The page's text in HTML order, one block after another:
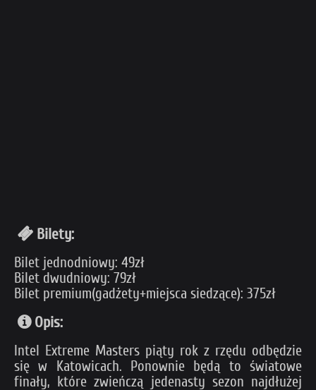
Bilety:
Bilet jednodniowy: 49zł
Bilet dwudniowy: 79zł
Bilet premium(gadżety+miejsca siedzące): 375zł
Opis:
Intel Extreme Masters piąty rok z rzędu odbędzie
się w Katowicach. Ponownie będą to światowe
finały, które zwieńczą jedenasty sezon najdłużej